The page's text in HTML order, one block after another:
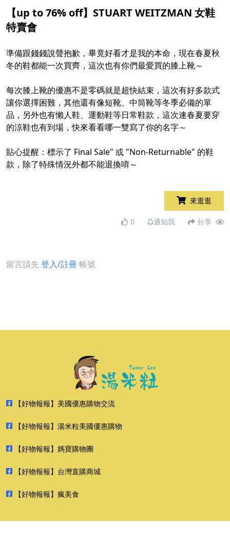
【up to 76% off】STUART WEITZMAN 女鞋
特賣會
準備跟錢錢說聲抱歉，畢竟好看才是我的本命，現在春夏秋
冬的鞋都能一次買齊，這次也有你們最愛買的膝上靴～
每次膝上靴的優惠不是零碼就是超快結束，這次有好多款式
讓你選擇困難，其他還有像短靴、中筒靴等冬季必備的單
品，另外也有懶人鞋、運動鞋等日常鞋款，這次連春夏要穿
的涼鞋也有到場，快來看看哪一雙寫了你的名字～
貼心提醒：標示了 Final Sale" 或 "Non-Returnable" 的鞋
款，除了特殊情況外都不能退換唷～
來逛逛
0 通知我 分享
留言請先登入/註冊帳號
【好物報報】美國優惠購物交流
【好物報報】湯米粒美國優惠購物
【好物報報】媽寶購物團
【好物報報】台灣直購商城
【好物報報】瘋美食